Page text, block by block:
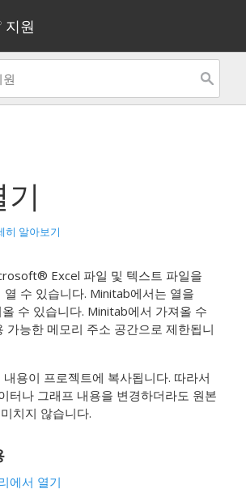
지원
히 알아보기
Excel 파일 및 텍스트 파일을
수 있습니다. Minitab에서는 열을
수 있습니다. Minitab에서 가져올 수
가능한 메모리 주소 공간으로 제한됩니
용이 프로젝트에 복사됩니다. 따라서
터나 그래프 내용을 변경하더라도 원본
치지 않습니다.
에서 열기